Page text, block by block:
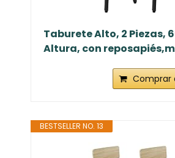
Taburete Alto, 2 Piezas,
Altura, con
Comprar
BESTSELLER NO. 13